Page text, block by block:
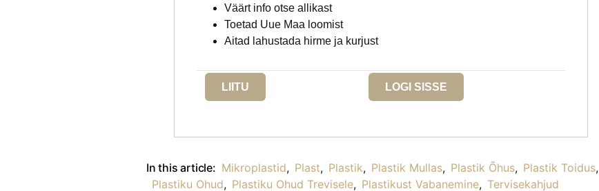
Väärt info otse allikast
Toetad Uue Maa loomist
Aitad lahustada hirme ja kurjust
LIITU LOGI SISSE
In this article: Mikroplastid, Plast, Plastik, Plastik Mullas, Plastik Õhus, Plastik Toidus,
Plastiku Ohud, Plastiku Ohud Trevisele, Plastikust Vabanemine, Tervisekahjud